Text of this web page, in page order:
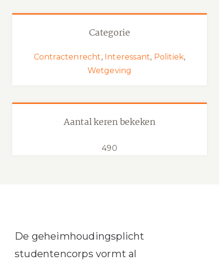
Categorie
Contractenrecht, Interessant, Politiek,
Wetgeving
Aantal keren bekeken
490
De geheimhoudingsplicht
studentencorps vormt al